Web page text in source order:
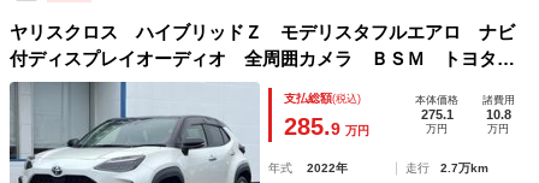
ヤリスクロス ハイブリッドＺ モデリスタフルエアロ ナビ
付ディスプレイオーディオ 全周囲カメラ ＢＳＭ トヨタチ
ームメイト ヘッドアップディスプレイ ハンズフリーパワー
バックドア 純正１８インチアルミ ブラウン内装 ハーフレ
ザー
支払総額(税込)
285.9 万円
本体価格
275.1
万円
諸費用
10.8
万円
年式 2022年 走行
2.7万km